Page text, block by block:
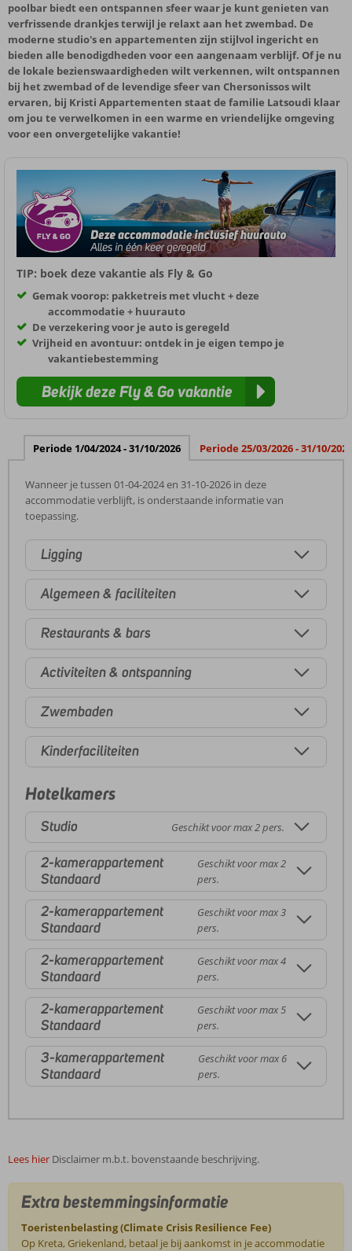
poolbar biedt een ontspannen sfeer waar je kunt genieten van
verfrissende drankjes terwijl je relaxt aan het zwembad. De
moderne studio's en appartementen zijn stijlvol ingericht en
bieden alle benodigdheden voor een aangenaam verblijf. Of je nu
de lokale bezienswaardigheden wilt verkennen, wilt ontspannen
bij het zwembad of de levendige sfeer van Chersonissos wilt
ervaren, bij Kristi Appartementen staat de familie Latsoudi klaar
om jou te verwelkomen in een warme en vriendelijke omgeving
voor een onvergetelijke vakantie!
TIP: boek deze vakantie als Fly & Go
Gemak voorop: pakketreis met vlucht + deze
accommodatie + huurauto
De verzekering voor je auto is geregeld
Vrijheid en avontuur: ontdek in je eigen tempo je
vakantiebestemming
Bekijk deze Fly & Go vakantie
Periode 1/04/2024 - 31/10/2026 Periode 25/03/2026 - 31/10/2026
Wanneer je tussen 01-04-2024 en 31-10-2026 in deze
accommodatie verblijft, is onderstaande informatie van
toepassing.
Ligging
Algemeen & faciliteiten
Restaurants & bars
Activiteiten & ontspanning
Zwembaden
Kinderfaciliteiten
Hotelkamers
Studio Geschikt voor max 2 pers.
2-kamerappartement
Standaard
Geschikt voor max 2
pers.
2-kamerappartement
Standaard
Geschikt voor max 3
pers.
2-kamerappartement
Standaard
Geschikt voor max 4
pers.
2-kamerappartement
Standaard
Geschikt voor max 5
pers.
3-kamerappartement
Standaard
Geschikt voor max 6
pers.
Lees hier Disclaimer m.b.t. bovenstaande beschrijving.
Extra bestemmingsinformatie
Toeristenbelasting (Climate Crisis Resilience Fee)
Op Kreta, Griekenland, betaal je bij aankomst in je accommodatie